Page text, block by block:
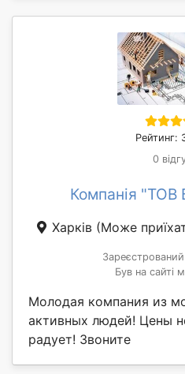
Рейтинг:
0
Компанія
Харків (Може
Був на сайті
Молодая компания из
активных людей! Цены
радует! Звоните